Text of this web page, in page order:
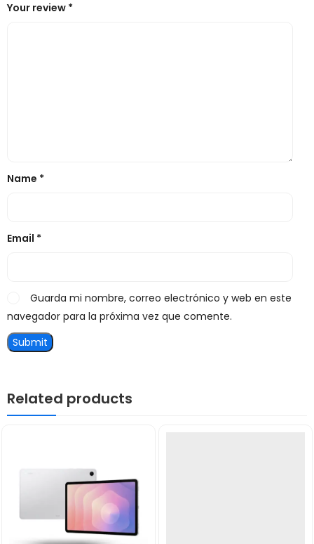
Your review *
Name *
Email *
Guarda mi nombre, correo electrónico y web en este
navegador para la próxima vez que comente.
Related products